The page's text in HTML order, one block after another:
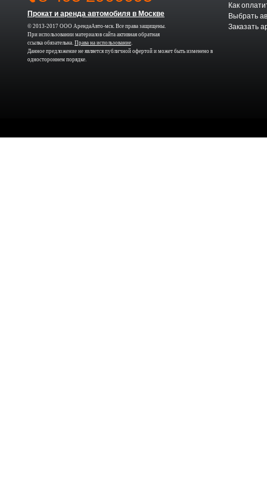
Прокат и аренда автомобиля в Москве
© 2013-2017 ООО АрендаАвто-мск. Все права защищены.
При использовании материалов сайта активная обратная
ссылка обязательна. Права на использование.
Данное предложение не является публичной офертой и может быть изменено в
одностороннем порядке.
Как
Выбрать
Заказать